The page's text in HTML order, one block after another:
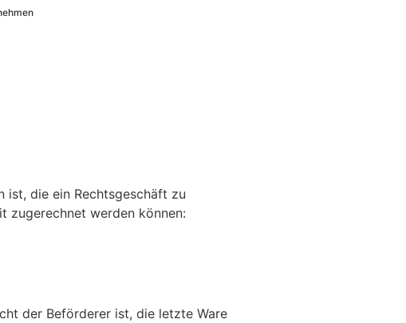
ist, die ein Rechtsgeschäft zu
zugerechnet werden können:
der Beförderer ist, die letzte Ware